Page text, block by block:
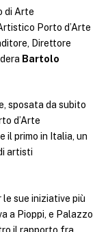
di Arte
Porto d’Arte
Direttore
Bartolo
sposata da subito
d’Arte
il primo in Italia, un
artisti
le sue iniziative più
a Pioppi, e Palazzo